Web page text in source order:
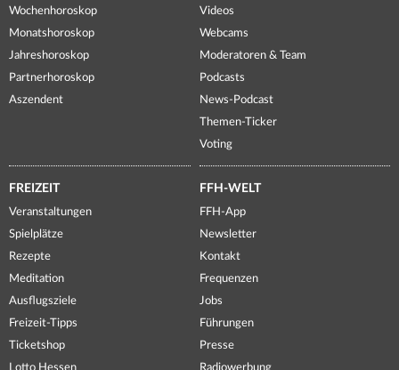
Wochenhoroskop
Monatshoroskop
Jahreshoroskop
Partnerhoroskop
Aszendent
Videos
Webcams
Moderatoren & Team
Podcasts
News-Podcast
Themen-Ticker
Voting
FREIZEIT
Veranstaltungen
Spielplätze
Rezepte
Meditation
Ausflugsziele
Freizeit-Tipps
Ticketshop
Lotto Hessen
FFH-WELT
FFH-App
Newsletter
Kontakt
Frequenzen
Jobs
Führungen
Presse
Radiowerbung